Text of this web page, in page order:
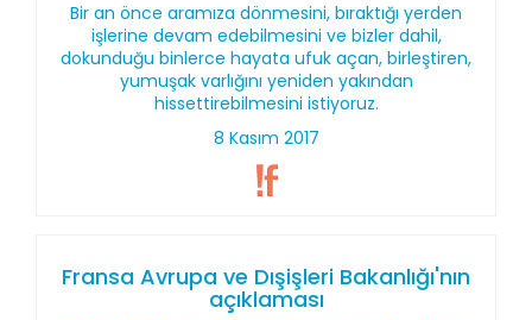
Bir an önce aramıza dönmesini, bıraktığı yerden
işlerine devam edebilmesini ve bizler dahil,
dokunduğu binlerce hayata ufuk açan, birleştiren,
yumuşak varlığını yeniden yakından
hissettirebilmesini istiyoruz.
8 Kasım 2017
Fransa Avrupa ve Dışişleri Bakanlığı'nın
açıklaması